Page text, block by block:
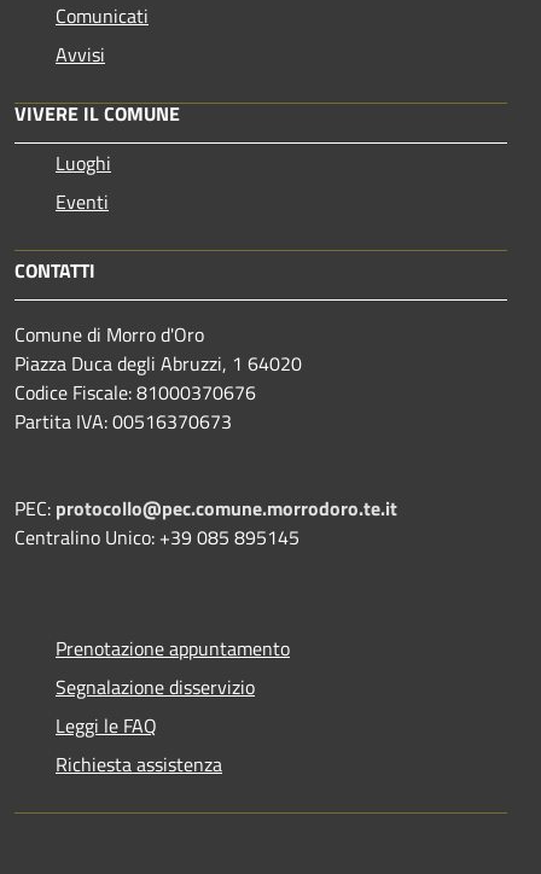
Comunicati
Avvisi
VIVERE IL COMUNE
Luoghi
Eventi
CONTATTI
Comune di Morro d'Oro
Piazza Duca degli Abruzzi, 1 64020
Codice Fiscale: 81000370676
Partita IVA: 00516370673
PEC: protocollo@pec.comune.morrodoro.te.it
Centralino Unico: +39 085 895145
Prenotazione appuntamento
Segnalazione disservizio
Leggi le FAQ
Richiesta assistenza